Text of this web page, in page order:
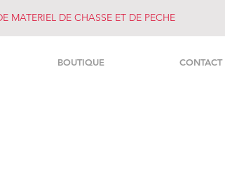
MATERIEL DE CHASSE ET DE PECHE
BOUTIQUE CONTACT